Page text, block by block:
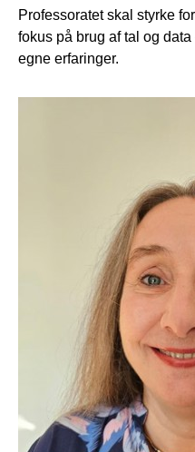
Professoratet skal styrke
fokus på brug af tal og
egne erfaringer.